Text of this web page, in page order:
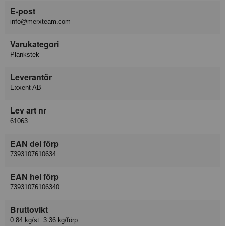
E-post
info@merxteam.com
Varukategori
Plankstek
Leverantör
Exxent AB
Lev art nr
61063
EAN del förp
7393107610634
EAN hel förp
73931076106340
Bruttovikt
0.84 kg/st 3.36 kg/förp